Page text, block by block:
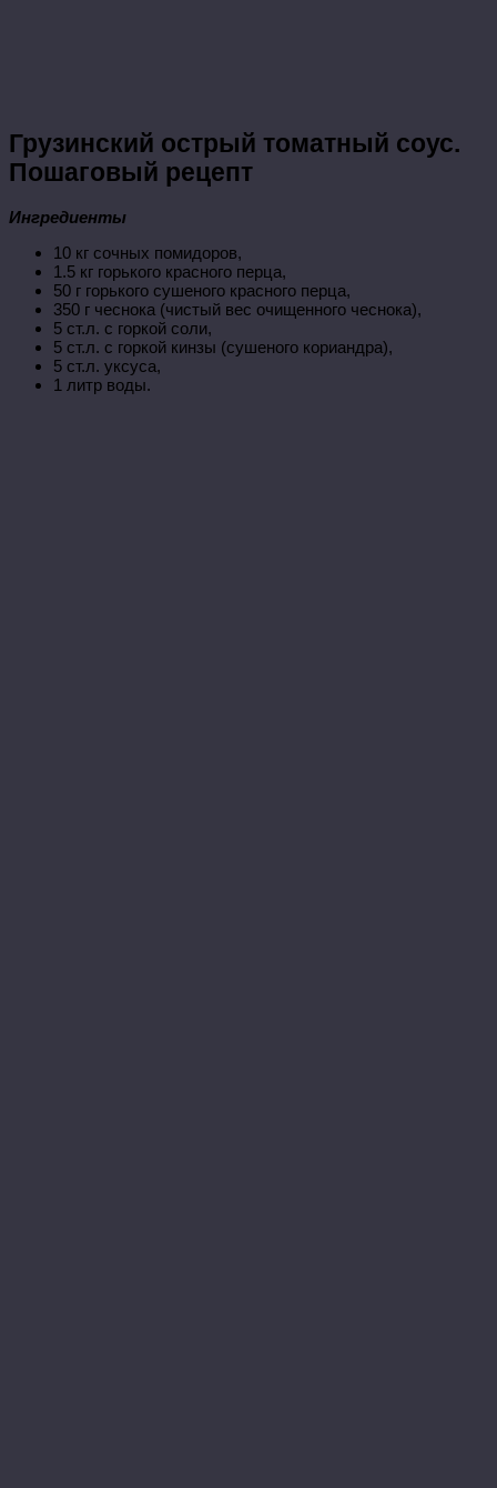
Грузинский острый томатный соус.
Пошаговый рецепт
Ингредиенты
10 кг сочных помидоров,
1.5 кг горького красного перца,
50 г горького сушеного красного перца,
350 г чеснока (чистый вес очищенного чеснока),
5 ст.л. с горкой соли,
5 ст.л. с горкой кинзы (сушеного кориандра),
5 ст.л. уксуса,
1 литр воды.